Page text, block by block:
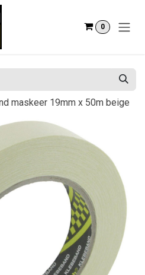
0
maskeer 19mm x 50m beige